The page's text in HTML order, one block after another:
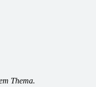
Thema.